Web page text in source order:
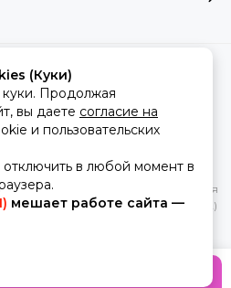
original.Карта сайта
для платформы
информация, касающаяся
товаров и услуг, носит
при каких условиях не является
положениями Статьи 437(2)
кодекса РФ.
(Куки)
Продолжая
вы даете согласие на
и пользовательских
в любой момент в
мешает работе сайта —